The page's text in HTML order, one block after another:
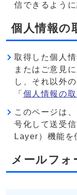
信できるよう
個人情報の
取得した個人
またはご意見
し、それ以外
「 個人情報の
このページは
号化して送受
Layer）機能を
メールフォ